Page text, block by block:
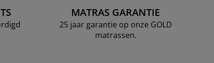
MATRAS GARANTIE
25 jaar garantie op onze GOLD
matrassen.